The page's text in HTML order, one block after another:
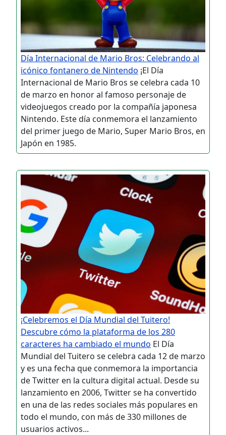
Día Internacional de Mario Bros: Celebrando al
icónico fontanero de Nintendo ¡El Día
Internacional de Mario Bros se celebra cada 10
de marzo en honor al famoso personaje de
videojuegos creado por la compañía japonesa
Nintendo. Este día conmemora el lanzamiento
del primer juego de Mario, Super Mario Bros, en
Japón en 1985.
¡Celebremos el Día Mundial del Tuitero!
Descubre cómo la plataforma de los 280
caracteres ha cambiado el mundo El Día
Mundial del Tuitero se celebra cada 12 de marzo
y es una fecha que conmemora la importancia
de Twitter en la cultura digital actual. Desde su
lanzamiento en 2006, Twitter se ha convertido
en una de las redes sociales más populares en
todo el mundo, con más de 330 millones de
usuarios activos...